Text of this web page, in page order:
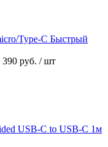
Быстрый
390 руб. / шт